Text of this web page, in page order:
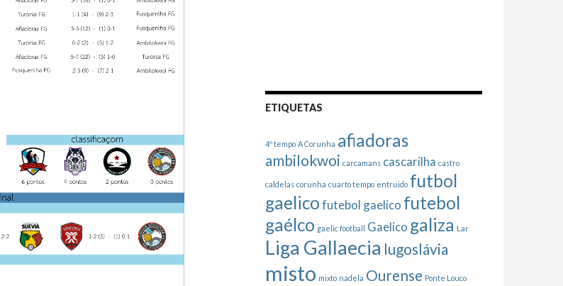
ETIQUETAS
4º tempo A Corunha afiadoras
ambilokwoi carcamans cascarilha castro
caldelas corunha cuarto tempo entruido futbol
gaelicofutebol gaelico futebol
gaélco gaelic football Gaelico galiza Lar
Liga Gallaecia lugoslávia
misto mixto nadela Ourense Ponte Louco